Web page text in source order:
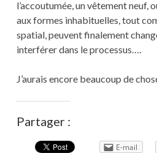
l’accoutumée, un vêtement neuf,
aux formes inhabituelles, tout
spatial, peuvent finalement
interférer dans le processus….
J’aurais encore beaucoup de
Partager :
E-mail